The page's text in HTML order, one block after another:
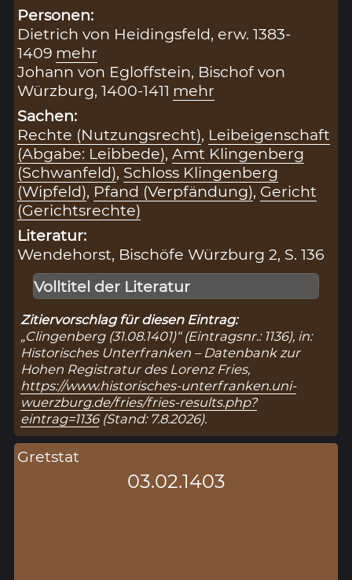
Personen:
Dietrich von Heidingsfeld, erw. 1383-
1409 mehr
Johann von Egloffstein, Bischof von
Würzburg, 1400-1411 mehr
Sachen:
Rechte (Nutzungsrecht), Leibeigenschaft
(Abgabe: Leibbede),Amt Klingenberg
(Schwanfeld), Schloss Klingenberg
(Wipfeld), Pfand (Verpfändung), Gericht
(Gerichtsrechte)
Literatur:
Wendehorst, Bischöfe Würzburg 2, S. 136
Volltitel der Literatur
Zitiervorschlag für diesen Eintrag:
„Clingenberg (31.08.1401)“ (Eintragsnr.: 1136), in:
Historisches Unterfranken – Datenbank zur
Hohen Registratur des Lorenz Fries,
https://www.historisches-unterfranken.uni-
wuerzburg.de/fries/fries-results.php?
eintrag=1136(Stand: 7.8.2026).
Gretstat
03.02.1403